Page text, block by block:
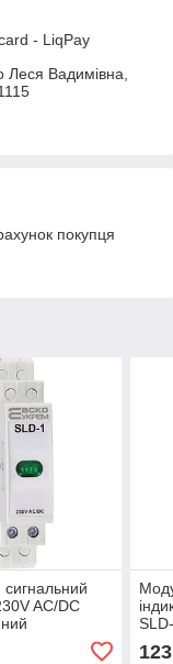
- LiqPay
Вадимівна,
покупця
AC/DC